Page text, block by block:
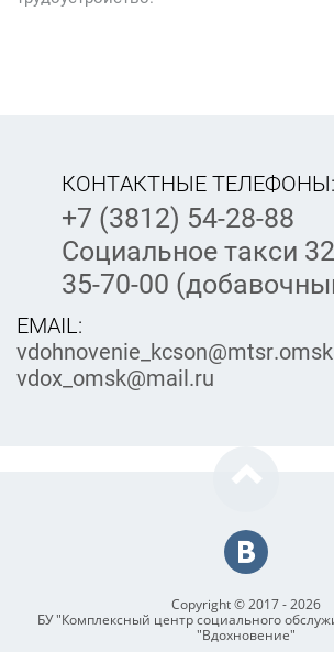
КОНТАКТНЫЕ ТЕЛЕФОНЫ:
+7 (3812) 54-28-88
Социальное такси
35-70-00
EMAIL:
vdox_omsk@mail.ru
Copyright © 2017 - 2026
БУ "Комплексный центр социального
"Вдохновение"